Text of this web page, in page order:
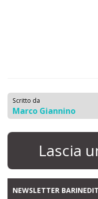
Scritto da
Marco Giannino
Lascia
NEWSLETTER